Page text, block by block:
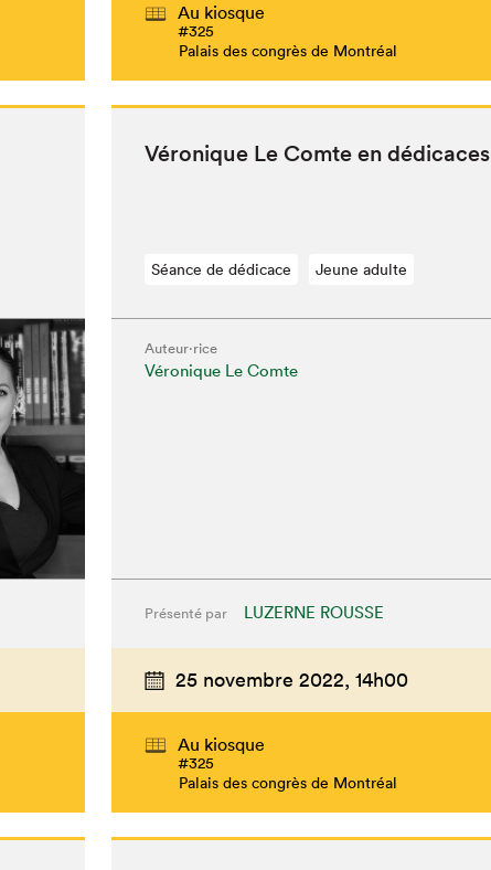
Au kiosque
#325
Palais des congrès de Montréal
Véronique Le Comte en dédicaces
Séance de dédicace Jeune adulte
Auteur·rice
Véronique Le Comte
Présenté par LUZERNE ROUSSE
25 novembre 2022, 14h00
Au kiosque
#325
Palais des congrès de Montréal